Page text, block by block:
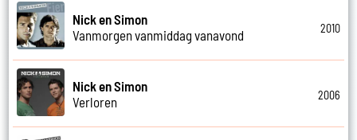
Nick en Simon
Vanmorgen vanmiddag vanavond
2010
Nick en Simon
Verloren
2006